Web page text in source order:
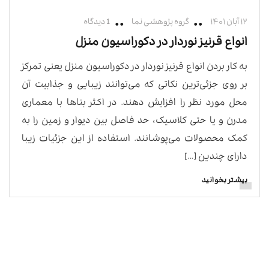
۱۲ آبان ۱۴۰۱ گروه پژوهشی نما 1 دیدگاه
انواع قرنیز نوردار در دکوراسیون منزل
به کار بردن انواع قرنیز نوردار در دکوراسیون منزل یعنی تمرکز
بر روی جزئی‌ترین نکاتی که می‌توانند زیبایی و جذابیت آن
محل مورد نظر را افزایش دهند. در اکثر بناها با معماری
مدرن و یا حتی کلاسیک، حد فاصل بین دیوار و زمین را به
کمک محصولات می‌پوشانند. استفاده از این جزئیات زیبا
دارای چندین […]
بیشتر بخوانید